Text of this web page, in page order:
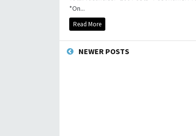
*On...
Read More
NEWER POSTS